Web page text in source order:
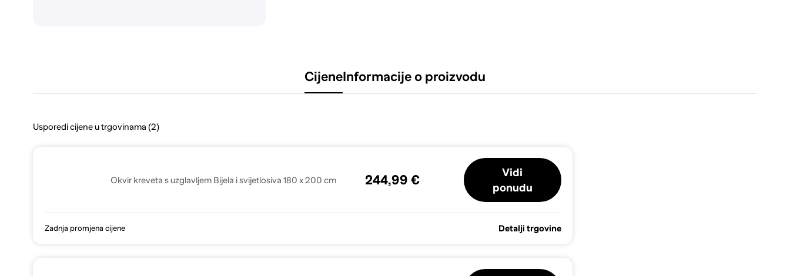
CijeneInformacije o proizvodu
Usporedi cijene u trgovinama (2)
Okvir kreveta s uzglavljem Bijela i svijetlosiva 180 x 200 cm 244,99 €
Vidi
ponudu
Zadnja promjena cijene Detalji trgovine